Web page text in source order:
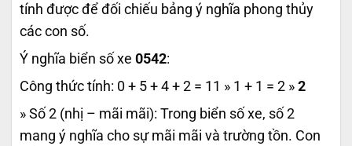
tính được để đối chiếu bảng ý nghĩa phong thủy
các con số.
Ý nghĩa biển số xe 0542:
Công thức tính: 0 + 5 + 4 + 2 = 11 » 1 + 1 = 2 » 2
» Số 2 (nhị – mãi mãi): Trong biển số xe, số 2
mang ý nghĩa cho sự mãi mãi và trường tồn. Con